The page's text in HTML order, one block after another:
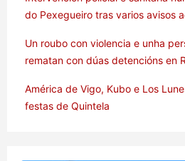
do Pexegueiro tras varios avisos
Un roubo con violencia e unha
rematan con dúas detencións en
América de Vigo, Kubo e Los
festas de Quintela